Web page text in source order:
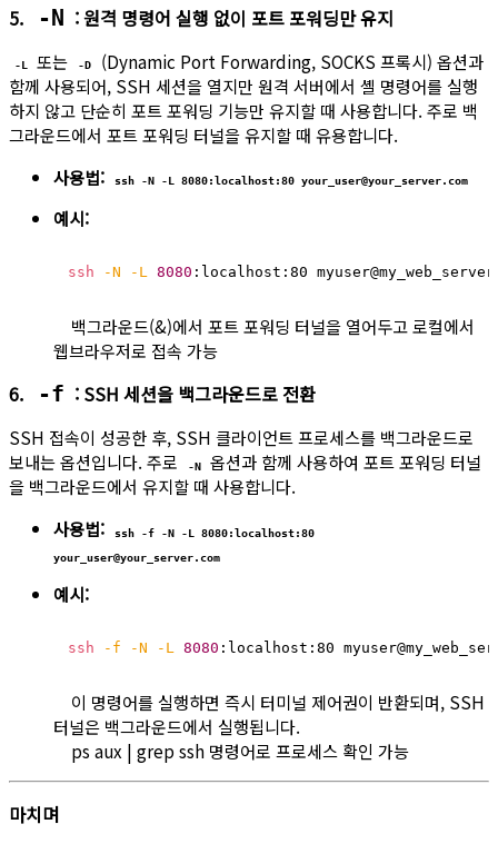
5. -N : 원격 명령어 실행 없이 포트 포워딩만 유지
-L 또는 -D
(Dynamic Port Forwarding, SOCKS 프록시) 옵션과
함께 사용되어, SSH 세션을 열지만 원격 서버에서 셸 명령어를 실행
하지 않고 단순히 포트 포워딩 기능만 유지할 때 사용합니다. 주로 백
그라운드에서 포트 포워딩 터널을 유지할 때 유용합니다.
사용법:
ssh -N -L 8080:localhost:80 your_user@your_server.com
예시:
ssh -N -L 8080 :localhost:80
백그라운드(&)에서 포트 포워딩 터널을 열어두고 로컬에서
웹브라우저로 접속 가능
6. -f : SSH 세션을 백그라운드로 전환
SSH 접속이 성공한 후, SSH 클라이언트 프로세스를 백그라운드로
보내는 옵션입니다. 주로
-N
옵션과 함께 사용하여 포트 포워딩 터널
을 백그라운드에서 유지할 때 사용합니다.
사용법:
ssh -f -N -L 8080:localhost:80
your_user@your_server.com
예시:
ssh -f -N -L 8080 :localhost:80
이 명령어를 실행하면 즉시 터미널 제어권이 반환되며, SSH
터널은 백그라운드에서 실행됩니다.
ps aux | grep ssh 명령어로 프로세스 확인 가능
마치며